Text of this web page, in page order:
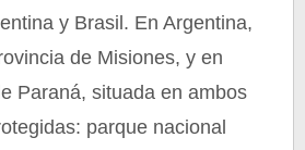
y Brasil. En Argentina,
de Misiones, y en
Paraná, situada en ambos
parque nacional